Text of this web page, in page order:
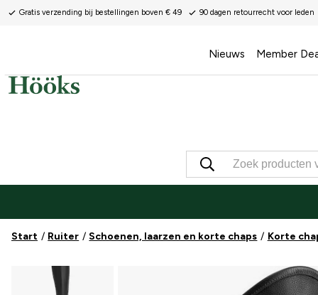
Gratis verzending bij bestellingen boven € 49 90 dagen retourrecht voor leden
Nieuws Member
Start Ruiter Schoenen, laarzen en korte chaps Korte